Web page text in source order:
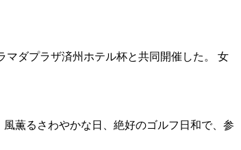
マダプラザ済州ホテル杯と共同開催した。 女
薫るさわやかな日、絶好のゴルフ日和で、参